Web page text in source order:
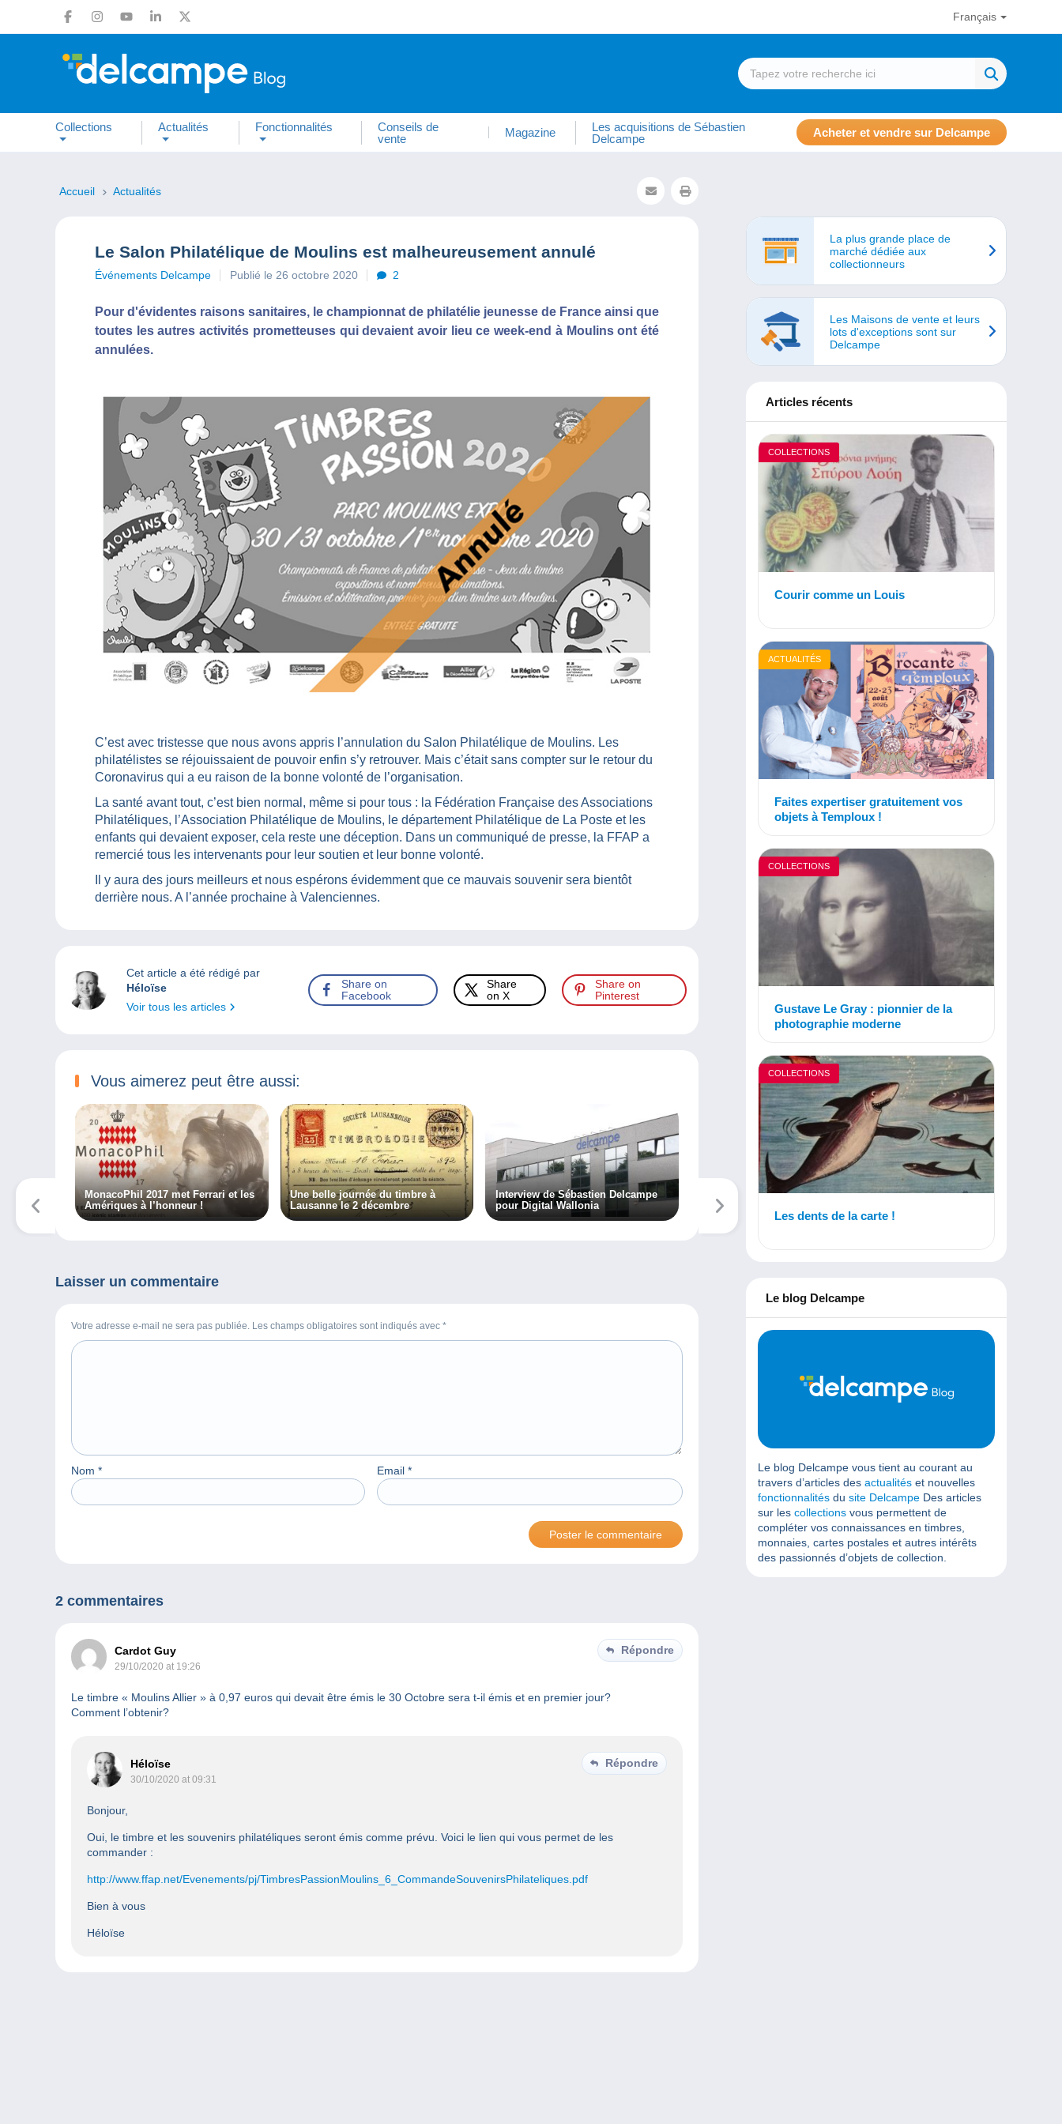
Français
Collections Actualités Fonctionnalités
Conseils de
vente
Magazine
Les acquisitions de Sébastien
Delcampe
Acheter et vendre sur Delcampe
Accueil Actualités
Le Salon Philatélique de Moulins est malheureusement annulé
Événements Delcampe Publié le 26 octobre 2020 2
Pour d'évidentes raisons sanitaires, le championnat de philatélie jeunesse de France ainsi que
toutes les autres activités prometteuses qui devaient avoir lieu ce week-end à Moulins ont été
annulées.
C’est avec tristesse que nous avons appris l’annulation du Salon Philatélique de Moulins. Les
philatélistes se réjouissaient de pouvoir enfin s’y retrouver. Mais c’était sans compter sur le retour du
Coronavirus qui a eu raison de la bonne volonté de l’organisation.
La santé avant tout, c’est bien normal, même si pour tous : la Fédération Française des Associations
Philatéliques, l’Association Philatélique de Moulins, le département Philatélique de La Poste et les
enfants qui devaient exposer, cela reste une déception. Dans un communiqué de presse, la FFAP a
remercié tous les intervenants pour leur soutien et leur bonne volonté.
Il y aura des jours meilleurs et nous espérons évidemment que ce mauvais souvenir sera bientôt
derrière nous. A l’année prochaine à Valenciennes.
Cet article a été rédigé par
Héloïse
Voir tous les articles
Share on
Facebook
Share
on X
Share on
Pinterest
Vous aimerez peut être aussi:
MonacoPhil 2017 met Ferrari et les
Amériques à l’honneur !
Une belle journée du timbre à
Lausanne le 2 décembre
Interview de Sébastien Delcampe
pour Digital Wallonia
Laisser un commentaire
Votre adresse e-mail ne sera pas publiée. Les champs obligatoires sont indiqués avec *
Nom * Email *
2 commentaires
Cardot Guy
29/10/2020 at 19:26
Répondre
Le timbre « Moulins Allier » à 0,97 euros qui devait être émis le 30 Octobre sera t-il émis et en premier jour?
Comment l’obtenir?
Héloïse
30/10/2020 at 09:31
Répondre
Bonjour,
Oui, le timbre et les souvenirs philatéliques seront émis comme prévu. Voici le lien qui vous permet de les
commander :
http://www.ffap.net/Evenements/pj/TimbresPassionMoulins_6_CommandeSouvenirsPhilateliques.pdf
Bien à vous
Héloïse
La plus grande place de
marché dédiée aux
collectionneurs
Les Maisons de vente et leurs
lots d'exceptions sont sur
Delcampe
Articles récents
COLLECTIONS
Courir comme un Louis
ACTUALITÉS
Faites expertiser gratuitement vos
objets à Temploux !
COLLECTIONS
Gustave Le Gray : pionnier de la
photographie moderne
COLLECTIONS
Les dents de la carte !
Le blog Delcampe
Le blog Delcampe vous tient au courant au
travers d’articles des actualités et nouvelles
fonctionnalités du site Delcampe Des articles
sur les collections vous permettent de
compléter vos connaissances en timbres,
monnaies, cartes postales et autres intérêts
des passionnés d’objets de collection.